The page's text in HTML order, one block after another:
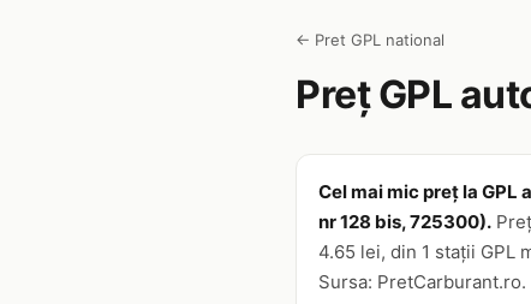
← Pret GPL national
Preț GPL
Cel mai mic preț la GPL
nr 128 bis, 725300).
4.65 lei, din 1 stații GPL
Sursa: PretCarburant.ro.